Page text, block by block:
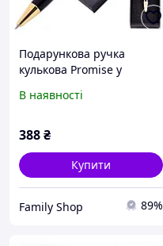
Подарункова ручка
кулькова Promise у
золотистим кліпом) 3183
В наявності
388₴
Купити
Family Shop 89%